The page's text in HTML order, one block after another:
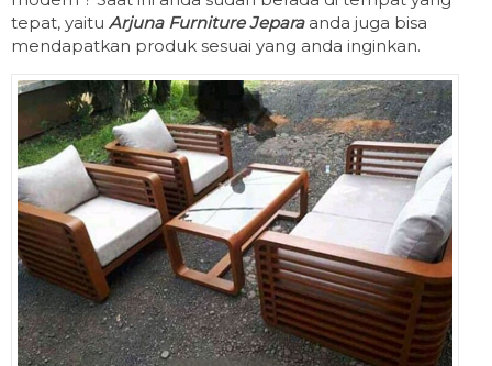
tepat, yaitu Arjuna Furniture Jeparaanda juga bisa
mendapatkan produk sesuai yang anda inginkan.